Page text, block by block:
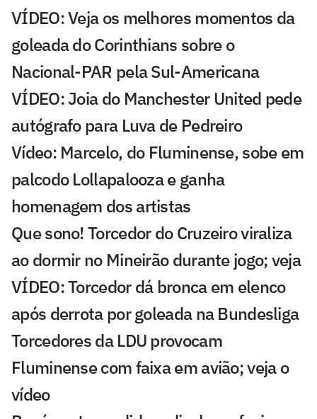
VÍDEO: Veja os melhores momentos da
goleada do Corinthians sobre o
Nacional-PAR pela Sul-Americana
VÍDEO: Joia do Manchester United pede
autógrafo para Luva de Pedreiro
Vídeo: Marcelo, do Fluminense, sobe em
palcodo Lollapalooza e ganha
homenagem dos artistas
Que sono! Torcedor do Cruzeiro viraliza
ao dormir no Mineirão durante jogo; veja
VÍDEO: Torcedor dá bronca em elenco
após derrota por goleada na Bundesliga
Torcedores da LDU provocam
Fluminense com faixa em avião; veja o
vídeo